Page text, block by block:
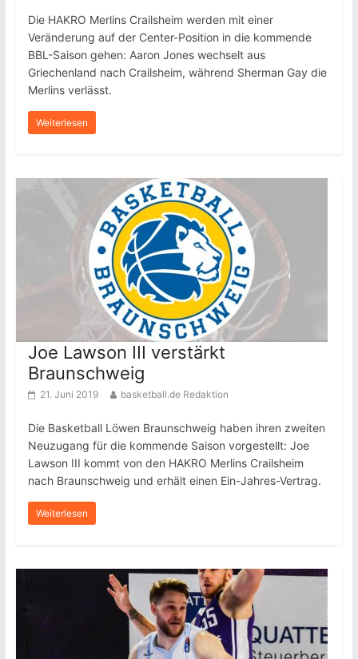
Die HAKRO Merlins Crailsheim werden mit einer
Veränderung auf der Center-Position in die kommende
BBL-Saison gehen: Aaron Jones wechselt aus
Griechenland nach Crailsheim, während Sherman Gay die
Merlins verlässt.
Weiterlesen
Joe Lawson III verstärkt
Braunschweig
21. Juni 2019 basketball.de Redaktion
Die Basketball Löwen Braunschweig haben ihren zweiten
Neuzugang für die kommende Saison vorgestellt: Joe
Lawson III kommt von den HAKRO Merlins Crailsheim
nach Braunschweig und erhält einen Ein-Jahres-Vertrag.
Weiterlesen